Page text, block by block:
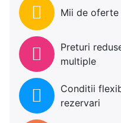
Mii de
Preturi
multiple
Conditii
rezervari